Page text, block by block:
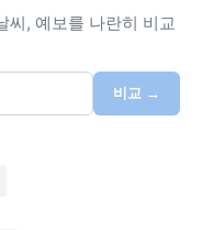
울에도 낮 기온은
100밀리미터에도
다. 습도는 매우 낮
열기 탓에 피부 보호
면 소재의 긴옷, 넓은
챙겨야 한다. 밤에
유용하다.
기는 11월부터 2월
씨, 예보를 나란히 비교
비교 →